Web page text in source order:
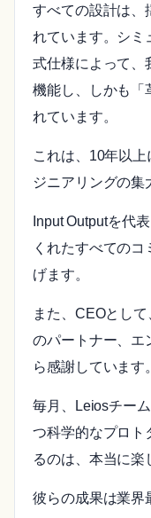
すべての設計は、
れています。シミ
式仕様によって、
機能し、しかも「
れています。
これは、10年以
ジニアリングの集
Input Outputを代
くれたすべての
げます。
また、CEOとし
のパートナー、エ
ら感謝しています。
毎月、Leiosチー
つ科学的なプロト
るのは、本当に楽
彼らの成果は業界